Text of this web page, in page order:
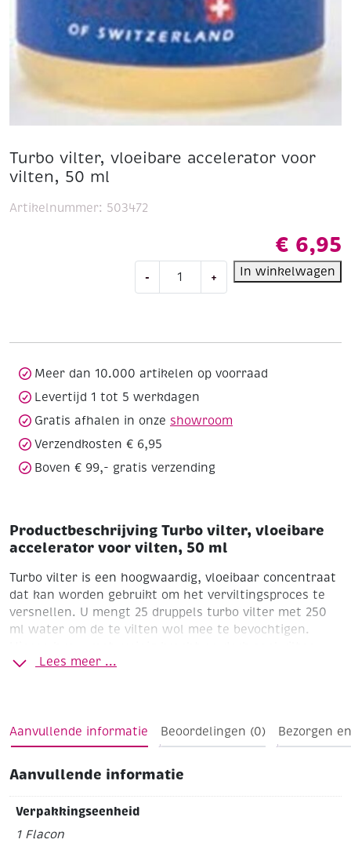
Turbo vilter, vloeibare accelerator voor
vilten, 50 ml
€ 6,95
-
50
+ In winkelwagen
Artikelnummer: 503472
Meer dan 10.000 artikelen op voorraad
Levertijd 1 tot 5 werkdagen
Gratis afhalen in onze showroom
Verzendkosten € 6,95
Boven € 99,- gratis verzending
Productbeschrijving Turbo vilter, vloeibare
accelerator voor vilten, 50 ml
Turbo vilter is een hoogwaardig, vloeibaar concentraat
dat kan worden gebruikt om het verviltingsproces te
versnellen. U mengt 25 druppels turbo vilter met 250
ml water om de te vilten wol mee te bevochtigen.
Lees meer ...
Aanvullende informatie Beoordelingen (0) Bezorgen
Aanvullende informatie
Verpakkingseenheid
1 Flacon